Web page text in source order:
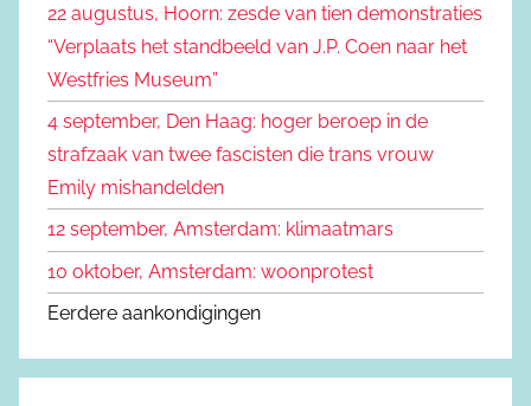
a
:
22 augustus, Hoorn: zesde van tien demonstraties
“Verplaats het standbeeld van J.P. Coen naar het
Westfries Museum”
4 september, Den Haag: hoger beroep in de
strafzaak van twee fascisten die trans vrouw
Emily mishandelden
12 september, Amsterdam: klimaatmars
10 oktober, Amsterdam: woonprotest
Eerdere aankondigingen